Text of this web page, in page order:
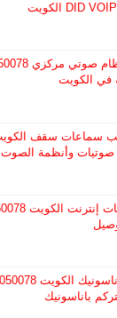
في الكويت
وأنظمة الصوت
باناسونيك